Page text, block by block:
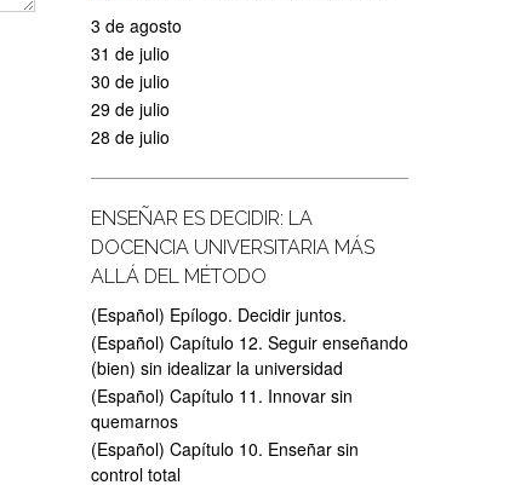
3 de agosto
31 de julio
30 de julio
29 de julio
28 de julio
ENSEÑAR ES DECIDIR: LA
DOCENCIA UNIVERSITARIA MÁS
ALLÁ DEL MÉTODO
(Español) Epílogo. Decidir juntos.
(Español) Capítulo 12. Seguir enseñando
(bien) sin idealizar la universidad
(Español) Capítulo 11. Innovar sin
quemarnos
(Español) Capítulo 10. Enseñar sin
control total